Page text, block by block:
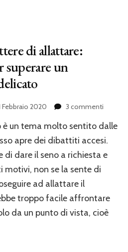
di allattare:
superare un
Febbraio 2020 3 commentisu
smettere
di
consigli
delicato
è un tema molto sentito dalle
apre dei dibattiti accesi.
di dare il seno a richiesta e
motivi, non se la sente di
ad allattare il
troppo facile affrontare
da un punto di vista, cioè